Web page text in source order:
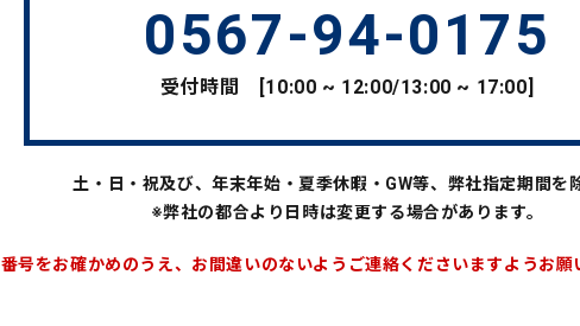
0567-94-0175
受付時間 [10:00 ~ 12:00/13:00 ~ 17:00]
土・日・祝及び、年末年始・夏季休暇・GW等、弊社指定期間を
※弊社の都合より日時は変更する場合があります。
番号をお確かめのうえ、お間違いのないようご連絡くださいますようお願